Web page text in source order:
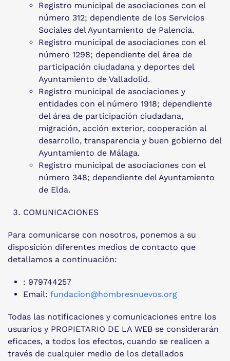
Registro municipal de asociaciones con el
número 312; dependiente de los Servicios
Sociales del Ayuntamiento de Palencia.
Registro municipal de asociaciones con el
número 1298; dependiente del área de
participación ciudadana y deportes del
Ayuntamiento de Valladolid.
Registro municipal de asociaciones y
entidades con el número 1918; dependiente
del área de participación ciudadana,
migración, acción exterior, cooperación al
desarrollo, transparencia y buen gobierno del
Ayuntamiento de Málaga.
Registro municipal de asociaciones con el
número 348; dependiente del Ayuntamiento
de Elda.
COMUNICACIONES
Para comunicarse con nosotros, ponemos a su
disposición diferentes medios de contacto que
detallamos a continuación:
: 979744257
Email: fundacion@hombresnuevos.org
Todas las notificaciones y comunicaciones entre los
usuarios y PROPIETARIO DE LA WEB se considerarán
eficaces, a todos los efectos, cuando se realicen a
través de cualquier medio de los detallados